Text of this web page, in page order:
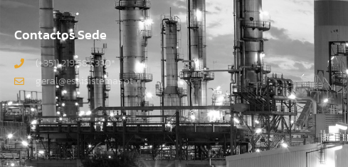
Contactos Sede
(+351) 219 583 330*
geral@esaisistemas.pt